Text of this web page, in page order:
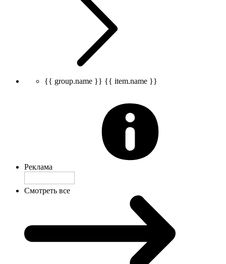
{{ group.name }} {{ item.name }}
Реклама
Смотреть все